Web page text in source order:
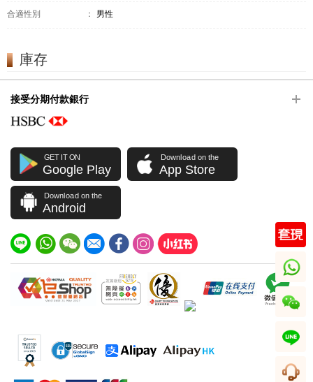
合適性別 ： 男性
庫存
接受分期付款銀行
GET IT ON
Google Play
Download on the
App Store
Download on the
Android